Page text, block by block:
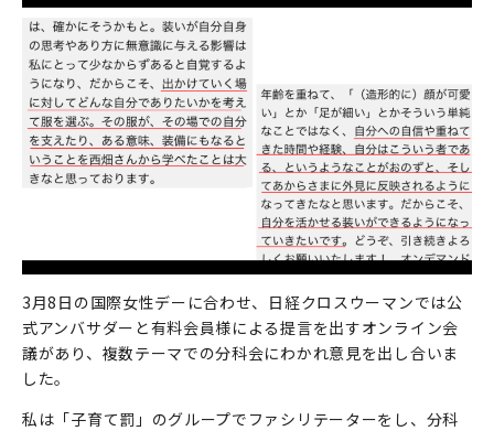
3月8日の国際女性デーに合わせ、日経クロスウーマンでは公
式アンバサダーと有料会員様による提言を出すオンライン会
議があり、複数テーマでの分科会にわかれ意見を出し合いま
した。
私は「子育て罰」のグループでファシリテーターをし、分科